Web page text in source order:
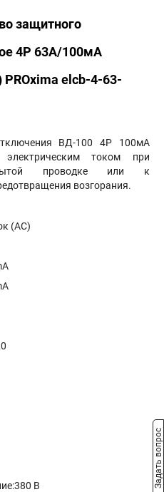
защитного
4P 63А/100мА
PROxima elcb-4-63-
ВД-100 4P 100мА
током при
проводке или к
возгорания.
(АС)
В
Задать вопрос